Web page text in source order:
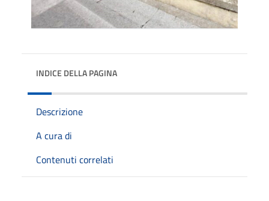
INDICE DELLA PAGINA
Descrizione
A cura di
Contenuti correlati